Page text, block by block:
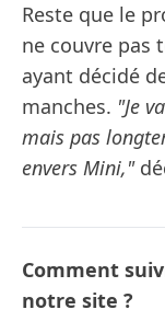
Reste que le
ne couvre pas
ayant décidé
manches. "Je
mais pas
envers Mini,"
Comment
notre site ?